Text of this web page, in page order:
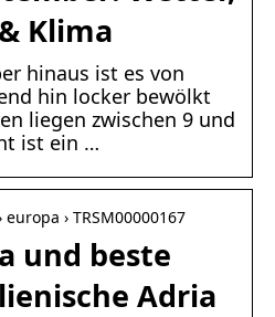
Klima
hinaus ist es von
hin locker bewölkt
liegen zwischen 9 und
ist ein …
› TRSM00000167
und beste
Adria